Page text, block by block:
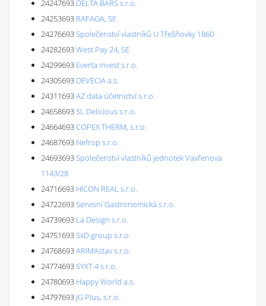
24247693 DELTA BARS s.r.o.
24253693 RAFAGA, SE
24276693Společenství vlastníků U Třešňovky 1860
24282693West Pay 24, SE
24299693 Everta invest s.r.o.
24305693 DEVECIA a.s.
24311693AZ data účetnictví s.r.o.
24658693SL Delicious s.r.o.
24664693COPEX THERM, s.r.o.
24687693 Nefrop s.r.o.
24693693Společenství vlastníků jednotek Vavřenova
1143/28
24716693 HICON REAL s.r.o.
24722693Servisní Gastronomická s.r.o.
24739693 La Design s.r.o.
24751693SxD group s.r.o.
24768693ARIMAstav s.r.o.
24774693SYXT 4 s.r.o.
24780693 Happy World a.s.
24797693 JG Plus, s.r.o.